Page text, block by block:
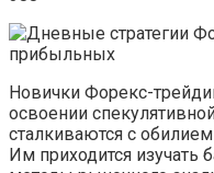
Новички Форекс-
освоении
сталкиваются с
Им приходится